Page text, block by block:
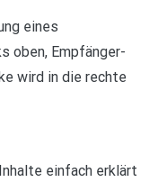
eines
oben, Empfänger-
wird in die rechte
einfach erklärt